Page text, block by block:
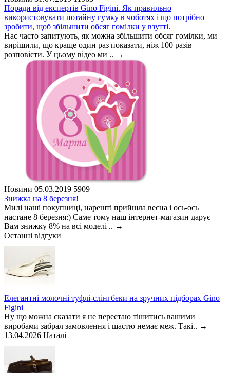
Поради від експертів Gino Figini. Як правильно
використовувати потайну гумку в чоботях і що потрібно
зробити, щоб збільшити обсяг гомілки у взутті.
Нас часто запитують, як можна збільшити обсяг гомілки, ми
вирішили, що краще один раз показати, ніж 100 разів
розповісти. У цьому відео ми .. →
Новини 05.03.2019 5909
Знижка на 8 березня!
Милі наші покупниці, нарешті прийшла весна і ось-ось
настане 8 березня:) Саме тому наш інтернет-магазин дарує
Вам знижку 8% на всі моделі .. →
Останні відгуки
Елегантні молочні туфлі-слінгбеки на зручних підборах Gino
Figini
Ну що можна сказати я не перестаю тішитись вашими
виробами забрал замовлення і щастю немає меж. Такі.. →
13.04.2026 Наталі